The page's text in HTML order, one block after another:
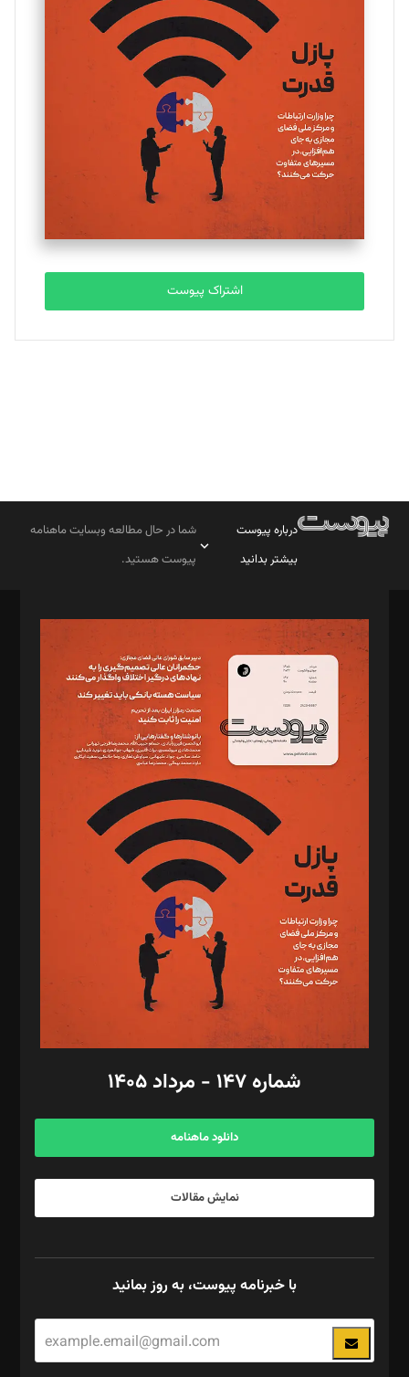
یسنا امان‌پور
تحریریه
ملینا جعفری
تحریریه
مصطفی مسجدی آرانی
تحریریه
بابک نقاش
تحریریه
اشتراک پیوست
درباره پیوست
بیشتر بدانید
شما در حال مطالعه وبسایت ماهنامه
پیوست هستید.
مدیر مسئول: محمدباقر اثنی‌عشری
سردبیر: مهرک محمودی
دبیر تحریریه: میثم قاسمی
د‌بیر ناداستان: سمانه سمیع
د‌بیر خدمت و تجارت: ابوالفضل رجبی
د‌بیر حقوق فناوری: حسام‌الدین ایپکچی
د‌بیر پیوست جهان: مینا پاکدل
د‌بیر تحریریه آنلاین: بابک نقاش
تحریریه‌: مجتبی محمود‌ی، آرش برهمند، یسنا امان‌پور، سروش کرمیان،
مصطفی مسجدی آرانی، ابوالفضل رجبی، زهرا فکرانه، فائزه فتحی
رستمی،مصطفی باستان
ویرایش: نگار استاد‌‌آقا
طراح یونیفرم: مجید توکلی
فیلمبرداری و عکاسی: امیر شفیعی، مانی لطفی زاده
گرافیک و صفحه‌آرایی: سید‌سبحان‌علی ثابت
مد‌یر توسعه تجاری: کامبیز برید‌
امور مالی: شاپور رهبری، محمد‌ کاظمی‌نیا
آگهی و مشترکین: ۰۹۱۹۹۹۹۰۴۵۴
شماره ۱۴۷ - مرداد ۱۴۰۵
دانلود ماهنامه
نمایش مقالات
با خبرنامه پیوست، به روز بمانید